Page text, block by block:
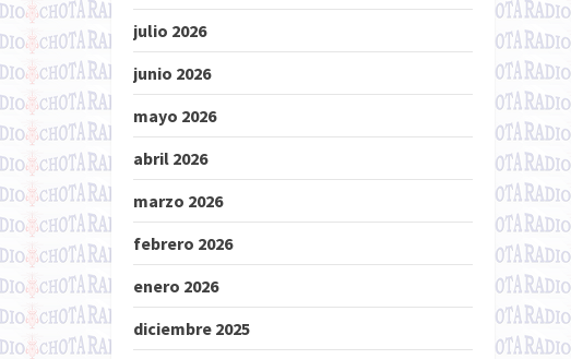
julio 2026
junio 2026
mayo 2026
abril 2026
marzo 2026
febrero 2026
enero 2026
diciembre 2025